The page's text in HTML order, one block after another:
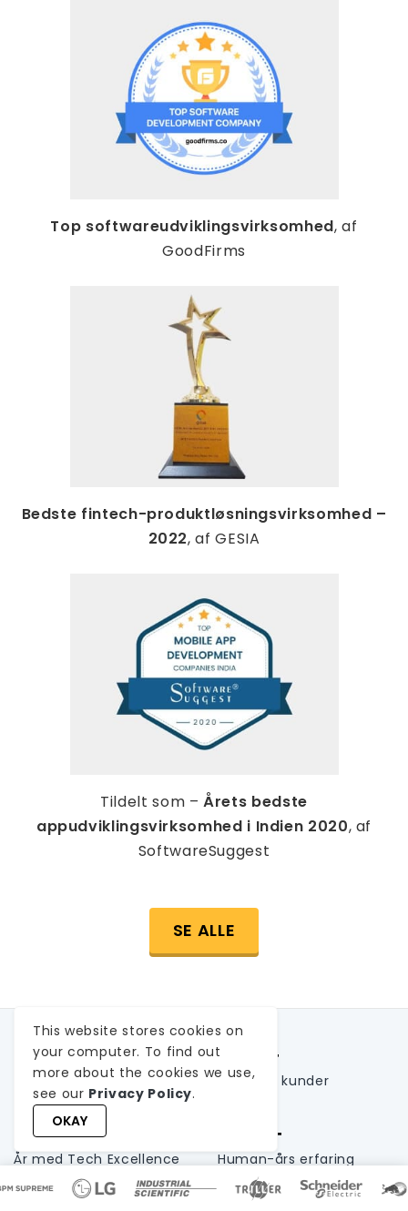
Top softwareudviklingsvirksomhed, af
GoodFirms
Bedste fintech-produktløsningsvirksomhed –
2022, af GESIA
Tildelt som –Årets bedste
appudviklingsvirksomhed i Indien 2020, af
SoftwareSuggest
SE ALLE
3600+
Projekter leveret
825+
Tilfredse kunder
26+
År med Tech Excellence
650+
Human-års erfaring
This website stores cookies on
your computer. To find out
more about the cookies we use,
see our Privacy Policy.
OKAY